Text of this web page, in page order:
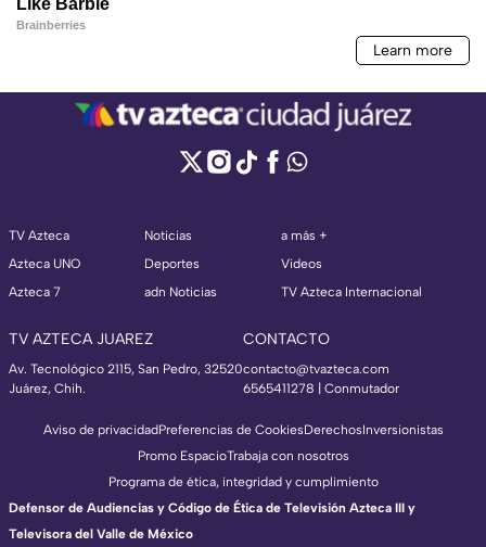
TV Azteca
Azteca UNO
Azteca 7
Noticias
Deportes
adn Noticias
a más +
Videos
TV Azteca Internacional
TV AZTECA JUAREZ
Av. Tecnológico 2115, San Pedro, 32520
Juárez, Chih.
CONTACTO
contacto@tvazteca.com
6565411278 | Conmutador
Aviso de privacidadPreferencias de CookiesDerechosInversionistas
Promo EspacioTrabaja con nosotros
Programa de ética, integridad y cumplimiento
Defensor de Audiencias y Código de Ética de Televisión Azteca III y
Televisora del Valle de México